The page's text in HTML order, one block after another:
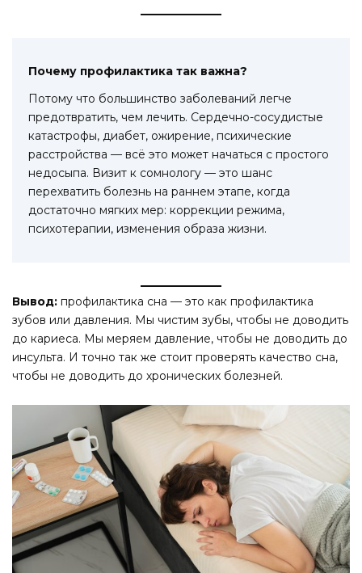
Почему профилактика так важна?
Потому что большинство заболеваний легче
предотвратить, чем лечить. Сердечно-сосудистые
катастрофы, диабет, ожирение, психические
расстройства — всё это может начаться с простого
недосыпа. Визит к сомнологу — это шанс
перехватить болезнь на раннем этапе, когда
достаточно мягких мер: коррекции режима,
психотерапии, изменения образа жизни.
Вывод: профилактика сна — это как профилактика
зубов или давления. Мы чистим зубы, чтобы не доводить
до кариеса. Мы меряем давление, чтобы не доводить до
инсульта. И точно так же стоит проверять качество сна,
чтобы не доводить до хронических болезней.